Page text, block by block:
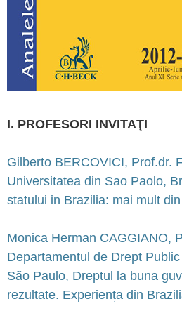
I. PROFESORI INVITAŢI
Gilberto BERCOVICI, Prof.dr.
Universitatea din Sao Paolo,
statului in Brazilia: mai mult
Monica Herman CAGGIANO,
Departamentul de Drept
São Paulo, Dreptul la buna
rezultate. Experiența din